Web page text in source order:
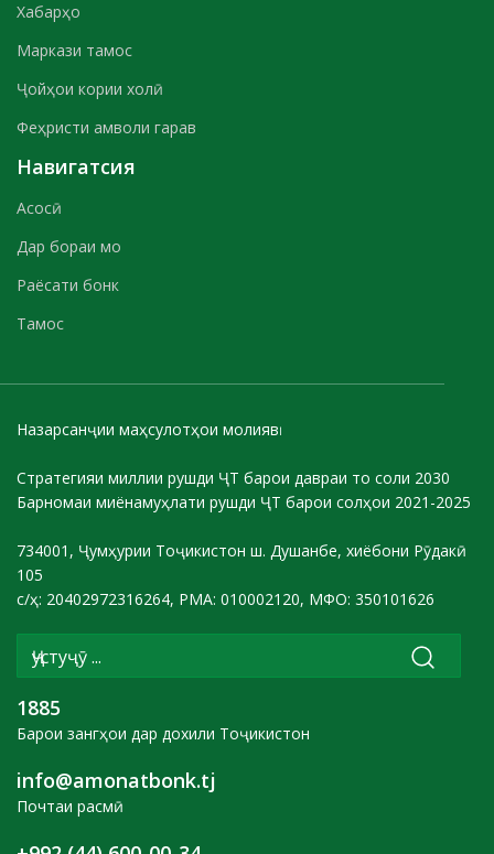
Хабарҳо
Маркази тамос
Ҷойҳои кории холӣ
Феҳристи амволи гарав
Навигатсия
Асосӣ
Дар бораи мо
Раёсати бонк
Тамос
Назарсанҷии маҳсулотҳои молиявӣ
Стратегияи миллии рушди ҶТ барои давраи то соли 2030
Барномаи миёнамуҳлати рушди ҶТ барои солҳои 2021-2025
734001, Ҷумҳурии Тоҷикистон ш. Душанбе, хиёбони Рӯдакӣ
105
с/ҳ: 20402972316264, РМА: 010002120, МФО: 350101626
1885
Барои зангҳои дар дохили Тоҷикистон
info@amonatbonk.tj
Почтаи расмӣ